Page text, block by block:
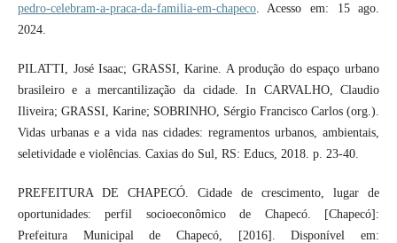
pedro-celebram-a-praca-da-familia-em-chapeco. Acesso em: 15 ago.
2024.
PILATTI, José Isaac; GRASSI, Karine. A produção do espaço urbano
brasileiro e a mercantilização da cidade. In CARVALHO, Claudio
Iliveira; GRASSI, Karine; SOBRINHO, Sérgio Francisco Carlos (org.).
Vidas urbanas e a vida nas cidades: regramentos urbanos, ambientais,
seletividade e violências. Caxias do Sul, RS: Educs, 2018. p. 23-40.
PREFEITURA DE CHAPECÓ. Cidade de crescimento, lugar de
oportunidades: perfil socioeconômico de Chapecó. [Chapecó]:
Prefeitura Municipal de Chapecó, [2016]. Disponível em: